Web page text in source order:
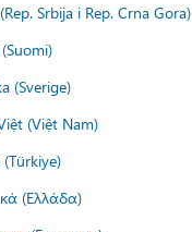
Srbija i Rep. Crna Gora)
(Sverige)
(Việt Nam)
(Ελλάδα)